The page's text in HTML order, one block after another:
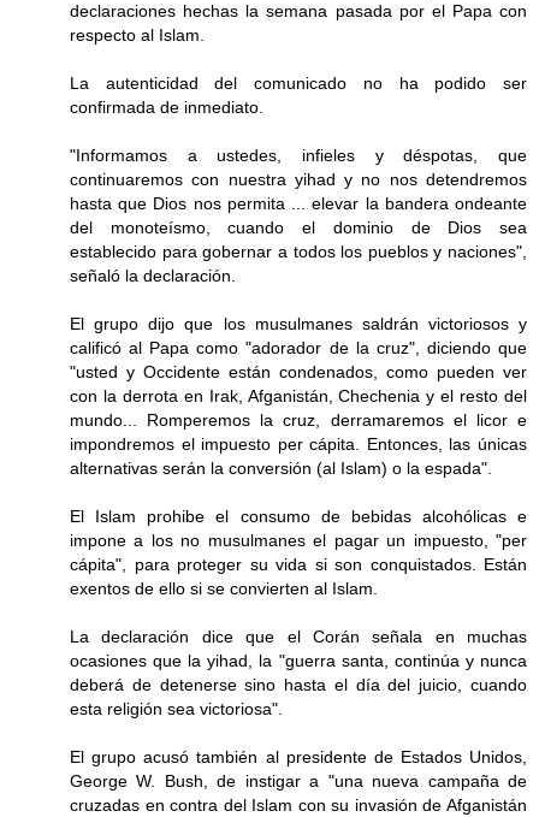
declaraciones hechas la semana pasada por el Papa con
respecto al Islam.
La autenticidad del comunicado no ha podido ser
confirmada de inmediato.
"Informamos a ustedes, infieles y déspotas, que
continuaremos con nuestra yihad y no nos detendremos
hasta que Dios nos permita ... elevar la bandera ondeante
del monoteísmo, cuando el dominio de Dios sea
establecido para gobernar a todos los pueblos y naciones",
señaló la declaración.
El grupo dijo que los musulmanes saldrán victoriosos y
calificó al Papa como "adorador de la cruz", diciendo que
"usted y Occidente están condenados, como pueden ver
con la derrota en Irak, Afganistán, Chechenia y el resto del
mundo... Romperemos la cruz, derramaremos el licor e
impondremos el impuesto per cápita. Entonces, las únicas
alternativas serán la conversión (al Islam) o la espada".
El Islam prohibe el consumo de bebidas alcohólicas e
impone a los no musulmanes el pagar un impuesto, "per
cápita", para proteger su vida si son conquistados. Están
exentos de ello si se convierten al Islam.
La declaración dice que el Corán señala en muchas
ocasiones que la yihad, la "guerra santa, continúa y nunca
deberá de detenerse sino hasta el día del juicio, cuando
esta religión sea victoriosa".
El grupo acusó también al presidente de Estados Unidos,
George W. Bush, de instigar a "una nueva campaña de
cruzadas en contra del Islam con su invasión de Afganistán